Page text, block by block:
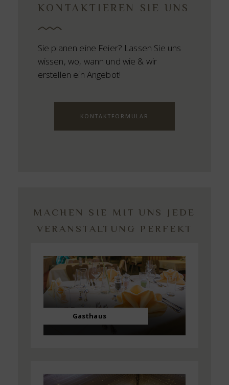
KONTAKTIEREN SIE UNS
Sie planen eine Feier? Lassen Sie uns
wissen, wo, wann und wie & wir
erstellen ein Angebot!
KONTAKTFORMULAR
MACHEN SIE MIT UNS JEDE
VERANSTALTUNG PERFEKT
Gasthaus